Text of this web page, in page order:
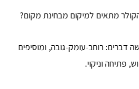
מתאים למיקום מבחינת מקום?
דברים: רוחב-עומק-גובה, ומוסיפים
פתיחה וניקוי.